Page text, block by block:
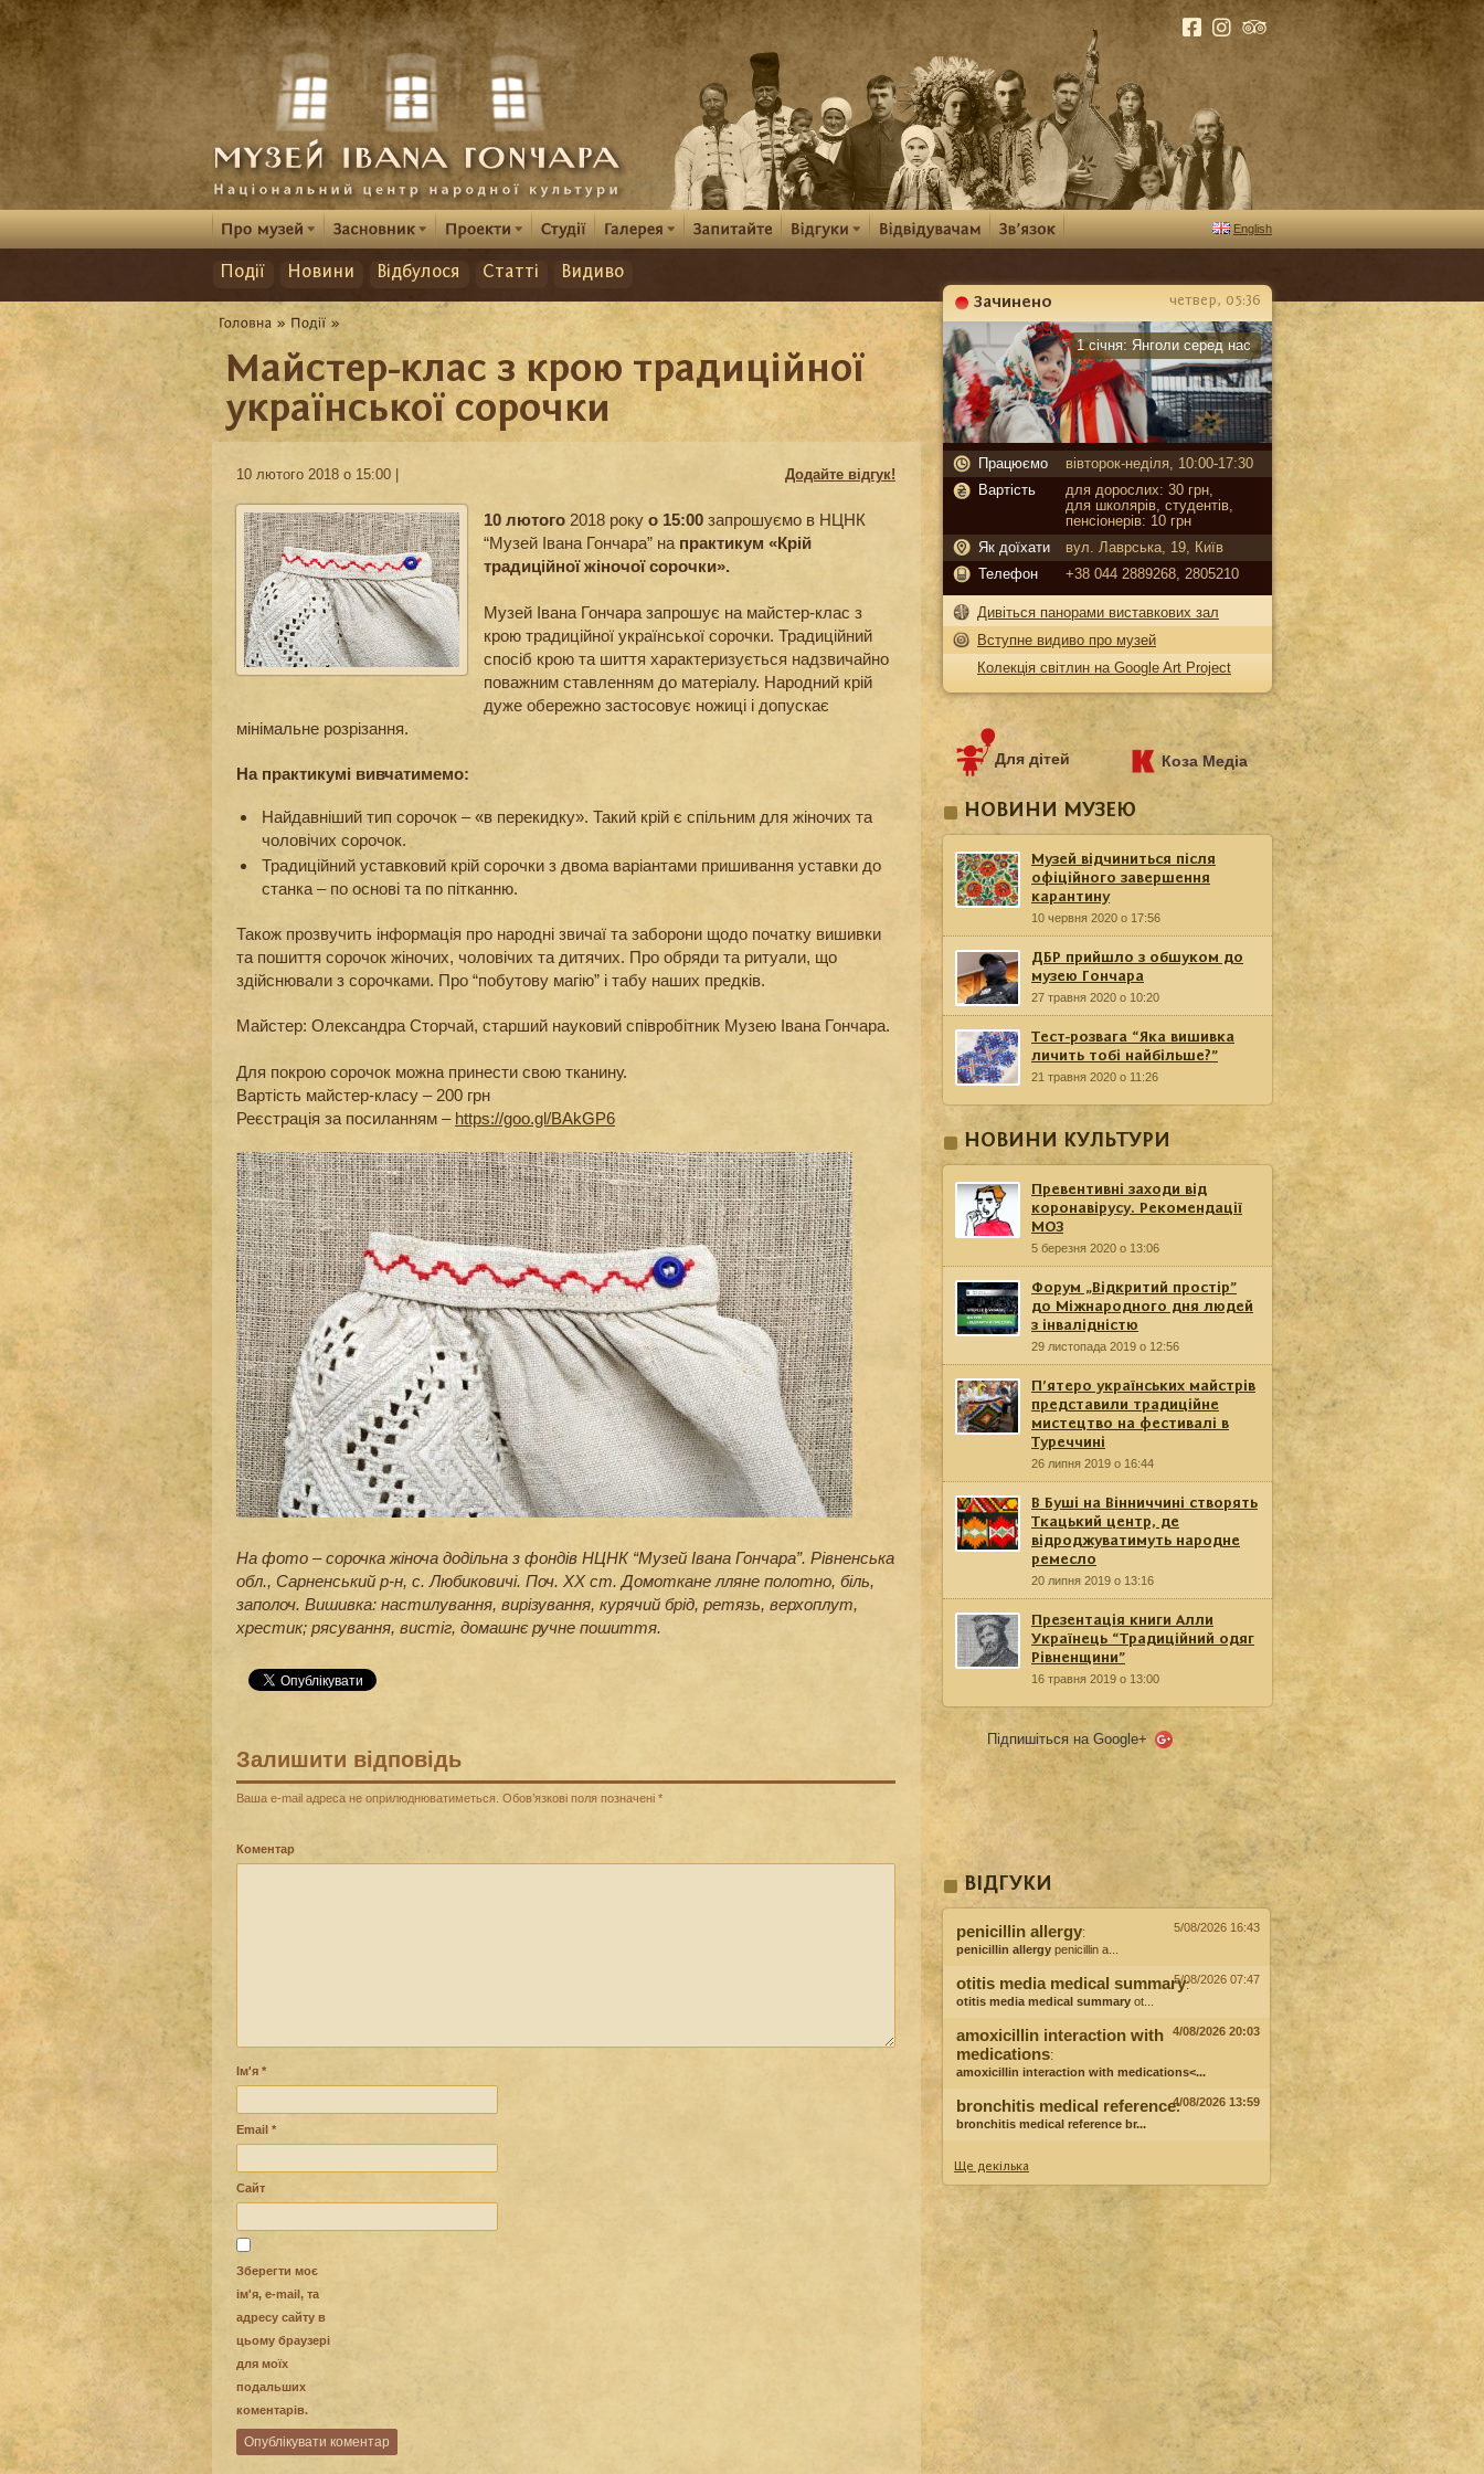
English
Події Новини Відбулося Статті Видиво
Майстер-клас з крою традиційної
української сорочки
10 лютого 2018 о 15:00 | Додайте відгук!
10 лютого 2018 року о 15:00 запрошуємо в НЦНК
“Музей Івана Гончара” на практикум «Крій
традиційної жіночої сорочки».
Музей Івана Гончара запрошує на майстер-клас з
крою традиційної української сорочки. Традиційний
спосіб крою та шиття характеризується надзвичайно
поважним ставленням до матеріалу. Народний крій
дуже обережно застосовує ножиці і допускає
мінімальне розрізання.
На практикумі вивчатимемо:
Найдавніший тип сорочок – «в перекидку». Такий крій є спільним для жіночих та
чоловічих сорочок.
Традиційний уставковий крій сорочки з двома варіантами пришивання уставки до
станка – по основі та по пітканню.
Також прозвучить інформація про народні звичаї та заборони щодо початку вишивки
та пошиття сорочок жіночих, чоловічих та дитячих. Про обряди та ритуали, що
здійснювали з сорочками. Про “побутову магію” і табу наших предків.
Майстер: Олександра Сторчай, старший науковий співробітник Музею Івана Гончара.
Для покрою сорочок можна принести свою тканину.
Вартість майстер-класу – 200 грн
Реєстрація за посиланням – https://goo.gl/BAkGP6
На фото – сорочка жіноча додільна з фондів НЦНК “Музей Івана Гончара”. Рівненська
обл., Сарненський р-н, с. Любиковичі. Поч. ХХ ст. Домоткане лляне полотно, біль,
заполоч. Вишивка: настилування, вирізування, курячий брід, ретязь, верхоплут,
хрестик; рясування, вистіг, домашнє ручне пошиття.
Залишити відповідь
Ваша e-mail адреса не оприлюднюватиметься. Обов’язкові поля позначені *
Коментар
Ім'я *
Email *
Сайт
Зберегти моє
ім'я, e-mail, та
адресу сайту в
цьому браузері
для моїх
подальших
коментарів.
Зачинено
Карантин
четвер, 05:36
1 січня: Янголи серед нас
Працюємо
вівторок-неділя, 10:00-17:30
Вартість
для дорослих: 30 грн,
для школярів, студентів,
пенсіонерів: 10 грн
Як доїхати
вул. Лаврська, 19, Київ
Телефон
+38 044 2889268, 2805210
Дивіться панорами виставкових зал
Вступне видиво про музей
Колекція світлин на Google Art Project
Для дітей Коза Медіа
НОВИНИ МУЗЕЮ
Музей відчиниться після
офіційного завершення
карантину
10 червня 2020 о 17:56
ДБР прийшло з обшуком до
музею Гончара
27 травня 2020 о 10:20
Тест-розвага “Яка вишивка
личить тобі найбільше?”
21 травня 2020 о 11:26
НОВИНИ КУЛЬТУРИ
Превентивні заходи від
коронавірусу. Рекомендації
МОЗ
5 березня 2020 о 13:06
Форум „Відкритий простір”
до Міжнародного дня людей
з інвалідністю
29 листопада 2019 о 12:56
П’ятеро українських майстрів
представили традиційне
мистецтво на фестивалі в
Туреччині
26 липня 2019 о 16:44
В Буші на Вінниччині створять
Ткацький центр, де
відроджуватимуть народне
ремесло
20 липня 2019 о 13:16
Презентація книги Алли
Українець “Традиційний одяг
Рівненщини”
16 травня 2019 о 13:00
Підпишіться на Google+
ВІДГУКИ
penicillin allergy:
penicillin allergy penicillin a...
5/08/2026 16:43
otitis media medical summary:
otitis media medical summary ot...
5/08/2026 07:47
amoxicillin interaction with
medications:
amoxicillin interaction with medications<...
4/08/2026 20:03
bronchitis medical reference:
bronchitis medical reference br...
4/08/2026 13:59
Ще декілька